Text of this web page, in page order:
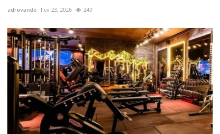
adrovando Fev 23, 2026 249